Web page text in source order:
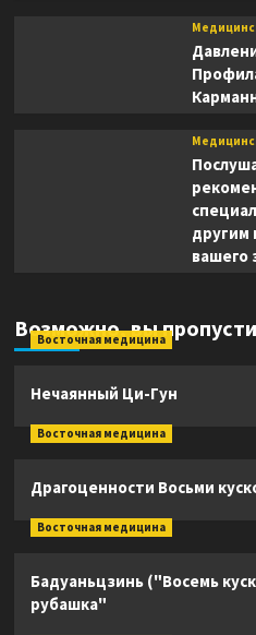
другим
вашего
Возможно, вы
Восточная медицина
Нечаянный Ци-Гун
Восточная медицина
Драгоценности Восьми
Восточная медицина
Бадуаньцзинь ("Восемь
рубашка"